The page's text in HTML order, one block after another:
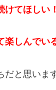
てほしい！
しんでい
だと思いま